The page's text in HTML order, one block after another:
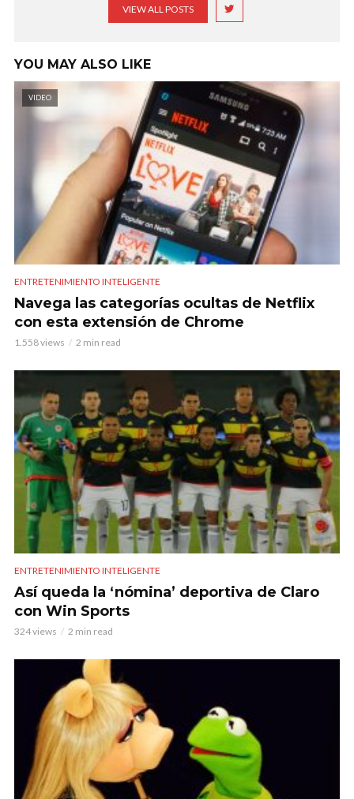
VIEW ALL POSTS
YOU MAY ALSO LIKE
VIDEO
ENTRETENIMIENTO INTELIGENTE
Navega las categorías ocultas de Netflix
con esta extensión de Chrome
1.558 views 2 min read
ENTRETENIMIENTO INTELIGENTE
Así queda la ‘nómina’ deportiva de Claro
con Win Sports
324 views 2 min read